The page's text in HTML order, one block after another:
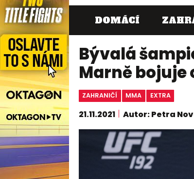
DOMÁCÍ
Bývalá
Marně bojuje
ZAHRANIČÍ MMA EXTRA
21.11.2021 Autor: Petra